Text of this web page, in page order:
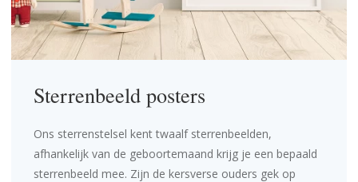
Sterrenbeeld posters
Ons sterrenstelsel kent twaalf sterrenbeelden,
afhankelijk van de geboortemaand krijg je een bepaald
sterrenbeeld mee. Zijn de kersverse ouders gek op